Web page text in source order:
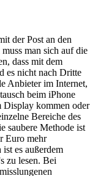
der Post an den
man sich auf die
dass mit dem
es nicht nach Dritte
Anbieter im Internet,
beim iPhone
Display kommen oder
Bereiche des
saubere Methode ist
Euro mehr
es außerdem
zu lesen. Bei